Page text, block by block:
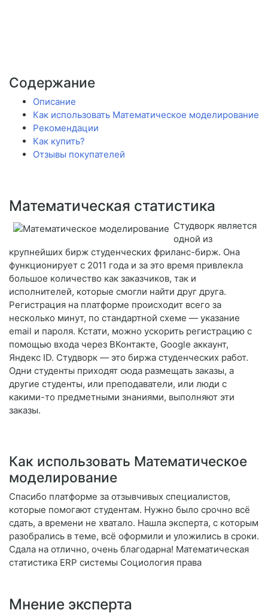
Содержание
Описание
Как использовать Математическое моделирование
Рекомендации
Как купить?
Отзывы покупателей
Математическая статистика
Студворк является
одной из
крупнейших бирж студенческих фриланс-бирж. Она
функционирует с 2011 года и за это время привлекла
большое количество как заказчиков, так и
исполнителей, которые смогли найти друг друга.
Регистрация на платформе происходит всего за
несколько минут, по стандартной схеме — указание
email и пароля. Кстати, можно ускорить регистрацию с
помощью входа через ВКонтакте, Google аккаунт,
Яндекс ID. Студворк — это биржа студенческих работ.
Одни студенты приходят сюда размещать заказы, а
другие студенты, или преподаватели, или люди с
какими-то предметными знаниями, выполняют эти
заказы.
Как использовать Математическое
моделирование
Спасибо платформе за отзывчивых специалистов,
которые помогают студентам. Нужно было срочно всё
сдать, а времени не хватало. Нашла эксперта, с которым
разобрались в теме, всё оформили и уложились в сроки.
Сдала на отлично, очень благодарна! Математическая
статистика ERP системы Социология права
Мнение эксперта